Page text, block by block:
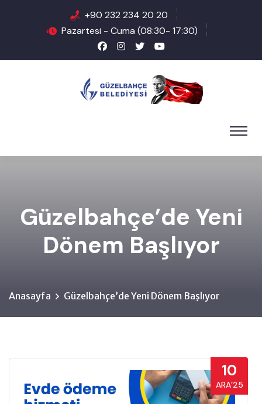
+90 232 234 20 20
Pazartesi - Cuma (08:30- 17:30)
Güzelbahçe’de Yeni
Dönem Başlıyor
Anasayfa Güzelbahçe’de Yeni Dönem Başlıyor
10
ARA’25